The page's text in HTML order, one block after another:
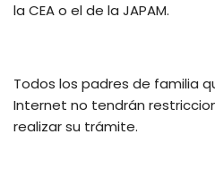
la CEA o el de la JAPAM.
Todos los padres de familia
Internet no tendrán
realizar su trámite.